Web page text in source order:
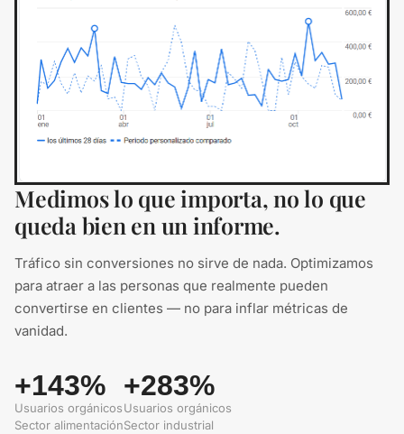
Medimos lo que importa, no lo que
queda bien en un informe.
Tráfico sin conversiones no sirve de nada. Optimizamos
para atraer a las personas que realmente pueden
convertirse en clientes — no para inflar métricas de
vanidad.
+143%
Usuarios orgánicos
Sector alimentación
+283%
Usuarios orgánicos
Sector industrial